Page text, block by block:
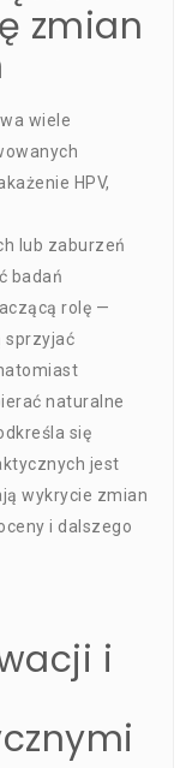
zmian
wiele
HPV,
lub zaburzeń
badań
rolę —
sprzyjać
naturalne
się
jest
wykrycie zmian
i dalszego
i